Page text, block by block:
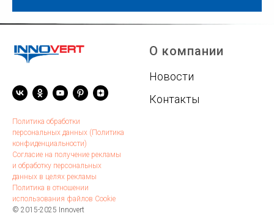
Политика обработки
персональных данных (Политика
конфиденциальности)
Согласие на получение рекламы
и обработку персональных
данных в целях рекламы
Политика в отношении
использования файлов Cookie
© 2015-2025 Innovert
О компании
Новости
Контакты